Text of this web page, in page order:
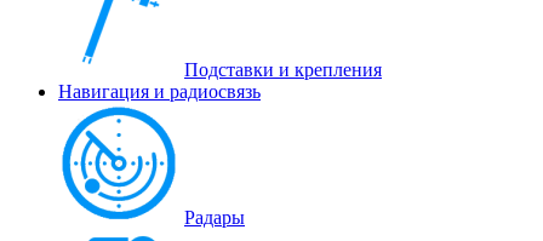
Подставки и крепления
Навигация и радиосвязь
Радары